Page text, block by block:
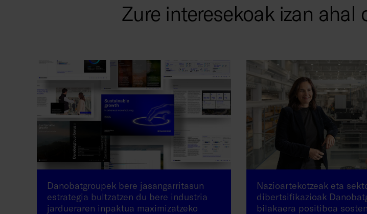
Zure interesekoak izan
Danobatgroupek bere jasangarritasun
estrategia bultzatzen du bere industria
jardueraren inpaktua maximizatzeko
Nazioartekotzeak eta
dibertsifikazioak
bilakaera positiboa